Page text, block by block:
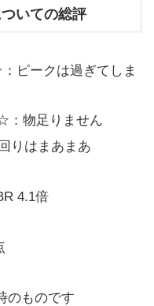
いての総評
ークは過ぎてしま
物足りません
はまあまあ
4.1倍
のものです